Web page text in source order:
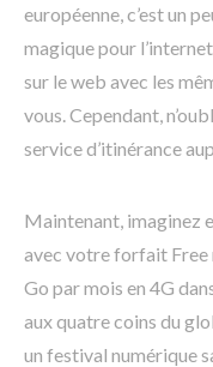
européenne, c’est un
magique pour
sur le web avec les
vous. Cependant,
service d’itinérance
Maintenant, imaginez
avec votre forfait Free
Go par mois en 4G
aux quatre coins du
un festival numérique